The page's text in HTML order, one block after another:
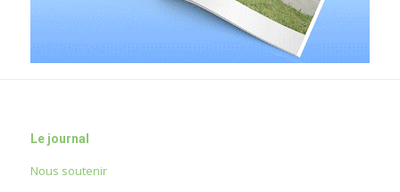
Le journal
Nous soutenir